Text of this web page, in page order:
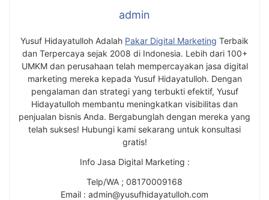
admin
Yusuf Hidayatulloh Adalah Pakar Digital Marketing Terbaik
dan Terpercaya sejak 2008 di Indonesia. Lebih dari 100+
UMKM dan perusahaan telah mempercayakan jasa digital
marketing mereka kepada Yusuf Hidayatulloh. Dengan
pengalaman dan strategi yang terbukti efektif, Yusuf
Hidayatulloh membantu meningkatkan visibilitas dan
penjualan bisnis Anda. Bergabunglah dengan mereka yang
telah sukses! Hubungi kami sekarang untuk konsultasi
gratis!
Info Jasa Digital Marketing :
Telp/WA ; 08170009168
Email : admin@yusufhidayatulloh.com